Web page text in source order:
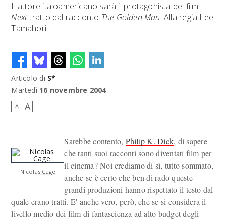
L'attore italoamericano sarà il protagonista del film
Nexttratto dal racconto The Golden Man. Alla regia Lee
Tamahori
Articolo di S*
Martedì 16 novembre 2004
A A
Nicolas Cage
Sarebbe contento, Philip K. Dick, di sapere
che tanti suoi racconti sono diventati film per
il cinema? Noi crediamo di sì, tutto sommato,
anche se è certo che ben di rado queste
grandi produzioni hanno rispettato il testo dal
quale erano tratti. E' anche vero, però, che se si considera il
livello medio dei film di fantascienza ad alto budget degli